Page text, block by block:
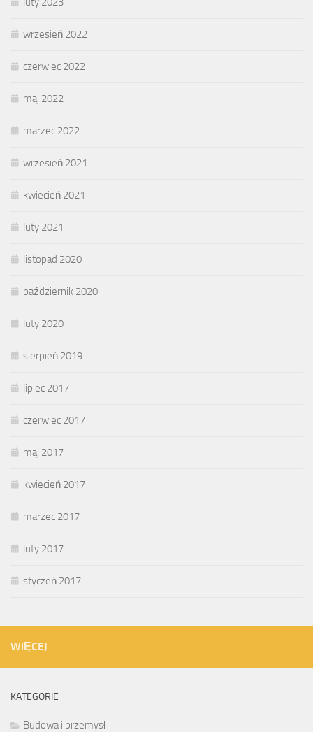
wrzesień 2022
czerwiec 2022
maj 2022
marzec 2022
wrzesień 2021
kwiecień 2021
luty 2021
listopad 2020
październik 2020
luty 2020
sierpień 2019
lipiec 2017
czerwiec 2017
maj 2017
kwiecień 2017
marzec 2017
luty 2017
styczeń 2017
WIĘCEJ
KATEGORIE
Budowa i przemysł